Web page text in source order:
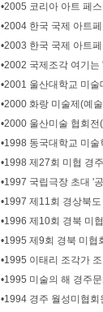
•2005 코리아 아트 페
•2004 한국 국제 아트
•2003 한국 국제 아트
•2002 국제조각 여기
•2001 울산대학교 미
•2000 화랑 미술제(예
•2000 울산미술 협회
•1998 동국대학교 미
•1998 제27회 미협 경
•1997 국립극장 초대 '
•1997 제11회 경상북
•1996 제10회 경북 미
•1995 제9회 경북 미협
•1995 이태리 조각가
•1995 미술의 해 경주
•1994 경주 월성미협